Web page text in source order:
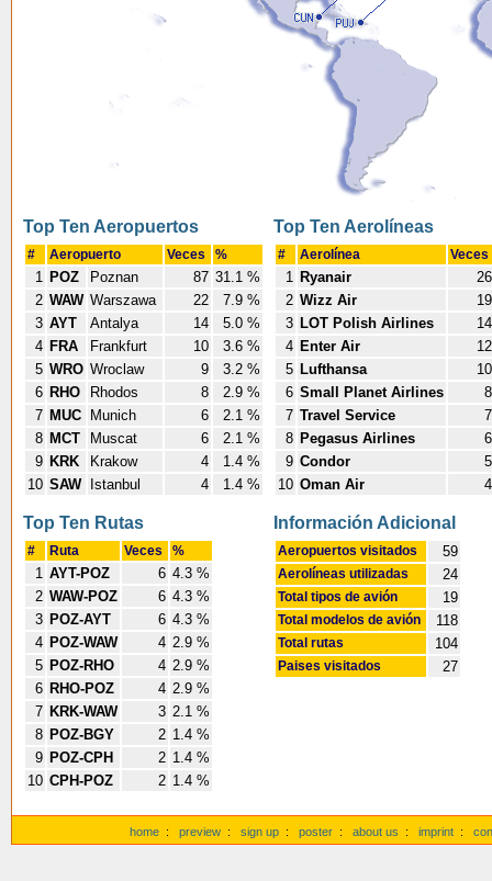
Top Ten Aeropuertos
# Aeropuerto Veces %
1 POZ Poznan 87 31.1 %
2 WAW Warszawa 22
7.9 %
3 AYT Antalya 14
5.0 %
4 FRA Frankfurt 10
3.6 %
5 WRO Wroclaw 9
3.2 %
6 RHO Rhodos 8
2.9 %
7 MUC Munich 6
2.1 %
8 MCT Muscat 6
2.1 %
9 KRK Krakow 4
1.4 %
10 SAW Istanbul 4 1.4 %
Top Ten Aerolíneas
# Aerolínea Veces
1 Ryanair
26
2 Wizz Air
19
3 LOT Polish Airlines
14
4 Enter Air
12
5 Lufthansa
10
6 Small Planet Airlines
8
7 Travel Service
7
8 Pegasus Airlines
6
9 Condor
5
10 Oman Air 4
Top Ten Rutas
# Ruta Veces %
1 AYT-POZ 6 4.3 %
2 WAW-POZ 6 4.3 %
3 POZ-AYT 6 4.3 %
4 POZ-WAW 4 2.9 %
5 POZ-RHO 4 2.9 %
6 RHO-POZ 4 2.9 %
7 KRK-WAW 3 2.1 %
8 POZ-BGY 2 1.4 %
9 POZ-CPH 2 1.4 %
10 CPH-POZ 2 1.4 %
Información Adicional
Aeropuertos visitados 59
Aerolíneas utilizadas 24
Total tipos de avión 19
Total modelos de avión 118
Total rutas 104
Paises visitados 27
home : preview : sign up : poster : about us : imprint :